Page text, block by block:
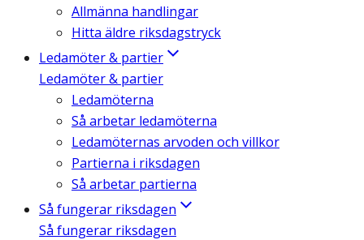
Allmänna handlingar
Hitta äldre riksdagstryck
Ledamöter & partier
Ledamöter & partier
Ledamöterna
Så arbetar ledamöterna
Ledamöternas arvoden och villkor
Partierna i riksdagen
Så arbetar partierna
Så fungerar riksdagen
Så fungerar riksdagen